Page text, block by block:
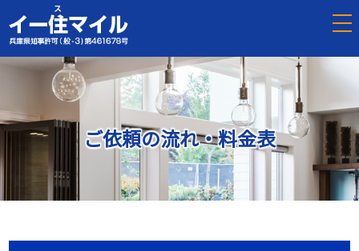
ご依頼の流れ・料金表